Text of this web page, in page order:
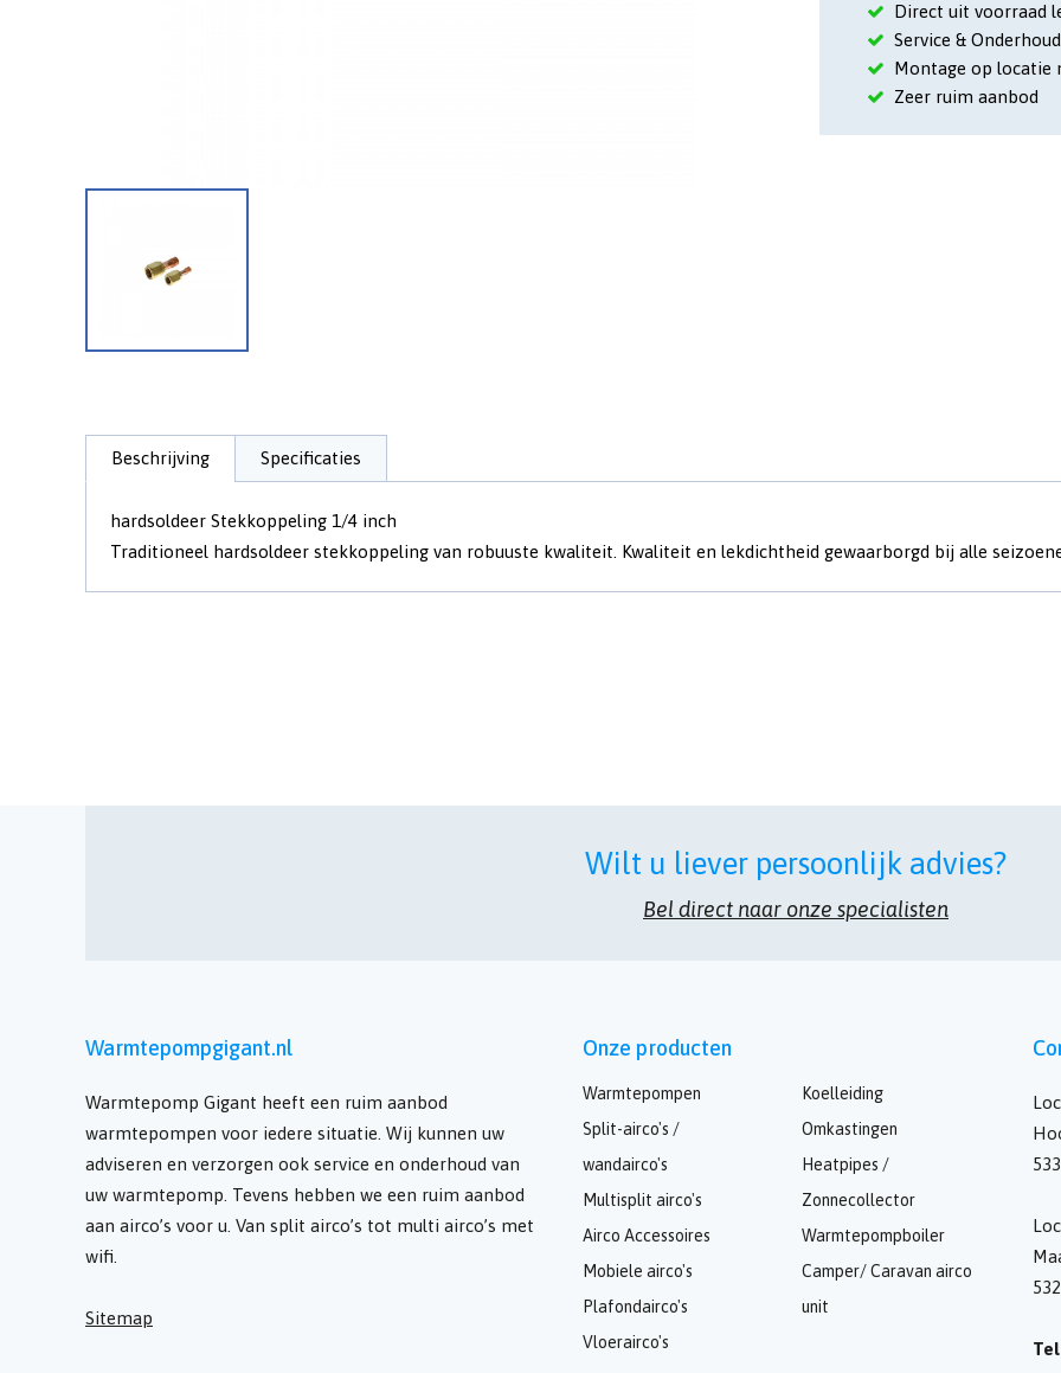
Direct uit voorraad
Service &
Montage op locatie
Zeer ruim aanbod
Beschrijving Specificaties
hardsoldeer Stekkoppeling 1/4 inch
Traditioneel hardsoldeer stekkoppeling van robuuste kwaliteit. Kwaliteit en lekdichtheid gewaarborgd bij alle
Wilt u liever persoonlijk advies?
Bel direct naar onze specialisten
Warmtepompgigant.nl
Warmtepomp Gigant heeft een ruim aanbod
warmtepompen voor iedere situatie. Wij kunnen uw
adviseren en verzorgen ook service en onderhoud van
uw warmtepomp. Tevens hebben we een ruim aanbod
aan airco’s voor u. Van split airco’s tot multi airco’s met
wifi.
Sitemap
Onze producten
Warmtepompen
Split-airco's /
wandairco's
Multisplit airco's
Airco Accessoires
Mobiele airco's
Plafondairco's
Vloerairco's
Koelleiding
Omkastingen
Heatpipes /
Zonnecollector
Warmtepompboiler
Camper/ Caravan airco
unit